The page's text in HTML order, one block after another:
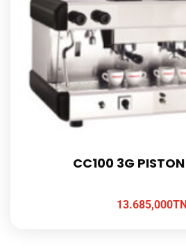
CC100 3G
13.685,000